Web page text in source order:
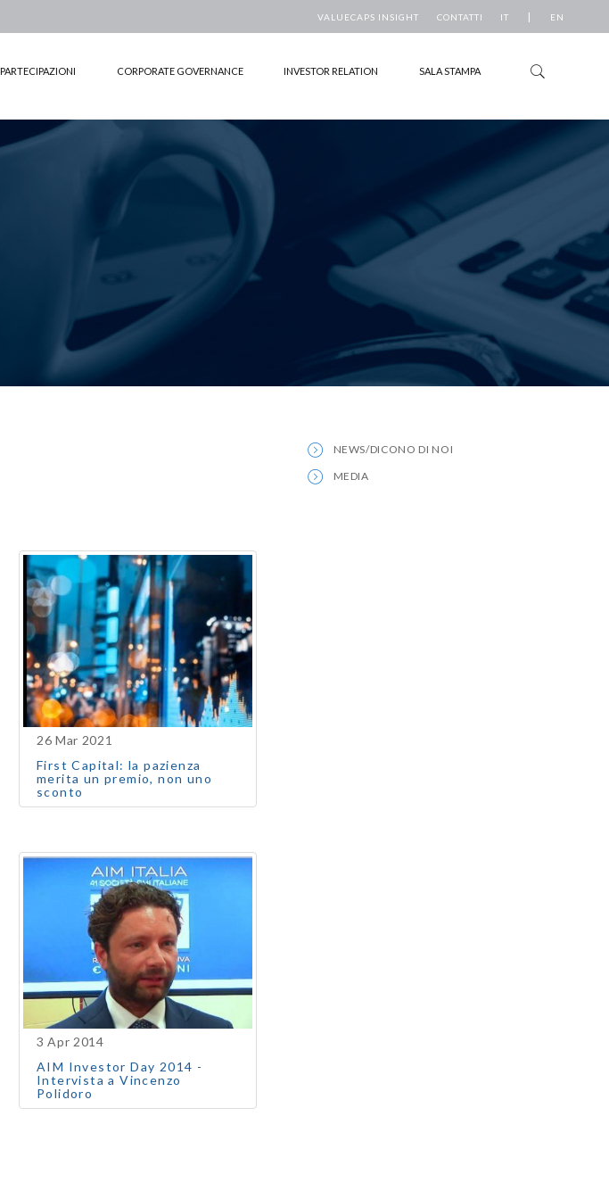
VALUECAPS INSIGHT CONTATTI IT | EN
PARTECIPAZIONI CORPORATE GOVERNANCE INVESTOR RELATION SALA STAMPA
26 Mar 2021
First Capital: la pazienza
merita un premio, non uno
sconto
3 Apr 2014
AIM Investor Day 2014 -
Intervista a Vincenzo
Polidoro
NEWS/DICONO DI NOI
MEDIA